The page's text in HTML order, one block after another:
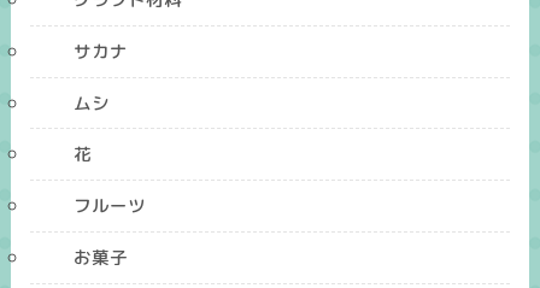
サカナ
ムシ
花
フルーツ
お菓子